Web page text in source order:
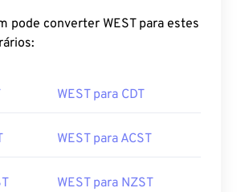
pode converter WEST para estes
WEST para CDT
WEST para ACST
WEST para NZST